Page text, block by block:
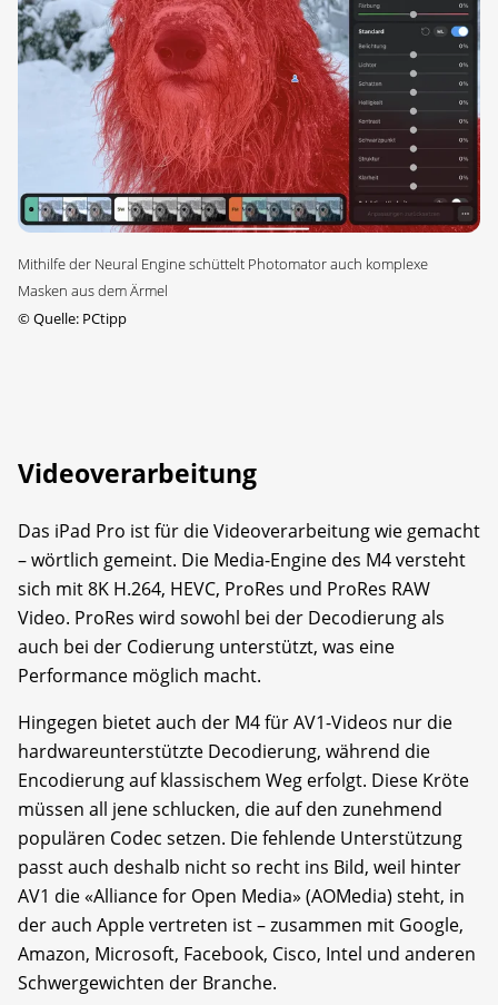
Mithilfe der Neural Engine schüttelt Photomator auch komplexe
Masken aus dem Ärmel
©Quelle: PCtipp
Videoverarbeitung
Das iPad Pro ist für die Videoverarbeitung wie gemacht
– wörtlich gemeint. Die Media-Engine des M4 versteht
sich mit 8K H.264, HEVC, ProRes und ProRes RAW
Video. ProRes wird sowohl bei der Decodierung als
auch bei der Codierung unterstützt, was eine
Performance möglich macht.
Hingegen bietet auch der M4 für AV1-Videos nur die
hardwareunterstützte Decodierung, während die
Encodierung auf klassischem Weg erfolgt. Diese Kröte
müssen all jene schlucken, die auf den zunehmend
populären Codec setzen. Die fehlende Unterstützung
passt auch deshalb nicht so recht ins Bild, weil hinter
AV1 die «Alliance for Open Media» (AOMedia) steht, in
der auch Apple vertreten ist – zusammen mit Google,
Amazon, Microsoft, Facebook, Cisco, Intel und anderen
Schwergewichten der Branche.